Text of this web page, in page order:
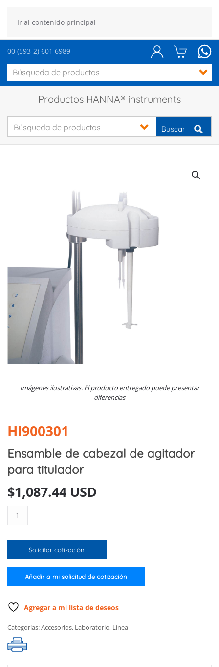
Ir al contenido principal
00 (593-2) 601 6989
Productos HANNA® instruments
Buscar
Imágenes ilustrativas. El producto entregado puede presentar
diferencias
HI900301
Ensamble de cabezal de agitador
para titulador
$1,087.44 USD
de
agitador
titulador
cantidad
Solicitar cotización
Añadir a mi solicitud de cotización
Agregar a mi lista de deseos
Categorías:Accesorios, Laboratorio, Línea